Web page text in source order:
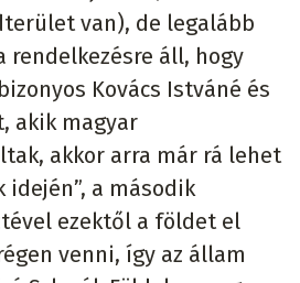
van), de legalább
rendelkezésre áll, hogy
Kovács Istváné és
akik magyar
akkor arra már rá lehet
idején”, a második
ezektől a földet el
venni, így az állam